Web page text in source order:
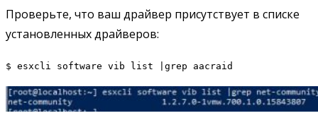
Проверьте, что ваш драйвер присутствует в списке
установленных драйверов:
$ esxcli software vib list |grep aacraid